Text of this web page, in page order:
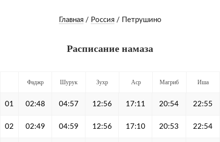
Главная/ Россия/ Петрушино
Расписание намаза
Фаджр Шурук Зухр Аср Магриб Иша
01 02:48 04:57 12:56 17:11 20:54 22:55
02 02:49 04:59 12:56 17:10 20:53 22:54